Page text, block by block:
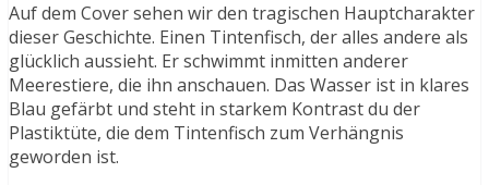
Auf dem Cover sehen wir den tragischen Hauptcharakter
dieser Geschichte. Einen Tintenfisch, der alles andere als
glücklich aussieht. Er schwimmt inmitten anderer
Meerestiere, die ihn anschauen. Das Wasser ist in klares
Blau gefärbt und steht in starkem Kontrast du der
Plastiktüte, die dem Tintenfisch zum Verhängnis
geworden ist.